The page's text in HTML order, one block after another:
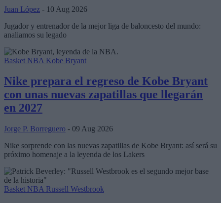
Juan López - 10 Aug 2026
Jugador y entrenador de la mejor liga de baloncesto del mundo:
analiamos su legado
Basket NBA Kobe Bryant
Nike prepara el regreso de Kobe Bryant
con unas nuevas zapatillas que llegarán
en 2027
Jorge P. Borreguero - 09 Aug 2026
Nike sorprende con las nuevas zapatillas de Kobe Bryant: así será su
próximo homenaje a la leyenda de los Lakers
Basket NBA Russell Westbrook